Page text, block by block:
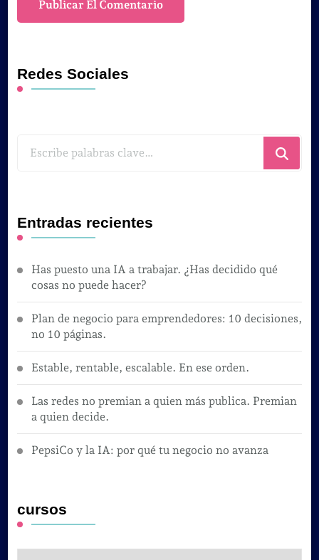
Redes Sociales
Entradas recientes
Has puesto una IA a trabajar. ¿Has decidido qué
cosas no puede hacer?
Plan de negocio para emprendedores: 10 decisiones,
no 10 páginas.
Estable, rentable, escalable. En ese orden.
Las redes no premian a quien más publica. Premian
a quien decide.
PepsiCo y la IA: por qué tu negocio no avanza
cursos